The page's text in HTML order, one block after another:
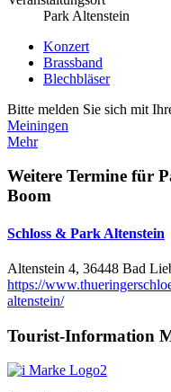
Park Altenstein
Konzert
Brassband
Blechbläser
Bitte melden Sie sich mit
Meiningen
Mehr
Weitere Termine für
Boom
Schloss & Park Altenstein
Altenstein 4, 36448 Bad
https://
altenstein/
Tourist-Information